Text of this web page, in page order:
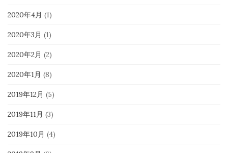
2020年4月 (1)
2020年3月 (1)
2020年2月 (2)
2020年1月 (8)
2019年12月 (5)
2019年11月 (3)
2019年10月 (4)